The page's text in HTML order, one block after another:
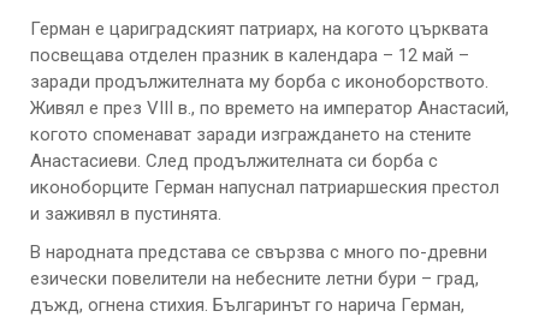
Герман е цариградският патриарх, на когото църквата
посвещава отделен празник в календара – 12 май –
заради продължителната му борба с иконоборството.
Живял е през VIII в., по времето на император Анастасий,
когото споменават заради изграждането на стените
Анастасиеви. След продължителната си борба с
иконоборците Герман напуснал патриаршеския престол
и заживял в пустинята.
В народната представа се свързва с много по-древни
езически повелители на небесните летни бури – град,
дъжд, огнена стихия. Българинът го нарича Герман,